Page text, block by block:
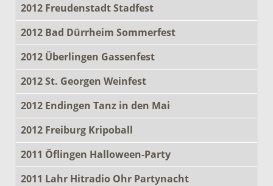
2012 Freudenstadt Stadfest
2012 Bad Dürrheim Sommerfest
2012 Überlingen Gassenfest
2012 St. Georgen Weinfest
2012 Endingen Tanz in den Mai
2012 Freiburg Kripoball
2011 Öflingen Halloween-Party
2011 Lahr Hitradio Ohr Partynacht